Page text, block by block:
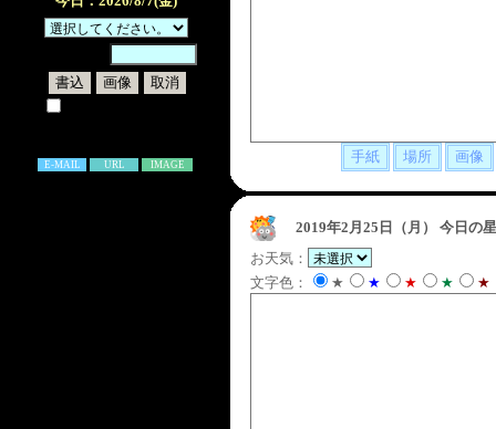
E-MAIL URL IMAGE
2019年2月25日（月）
今日の
お天気：
文字色：
★ ★ ★ ★ ★